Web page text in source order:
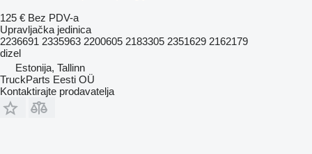
125 € Bez PDV-a
Upravljačka jedinica
2236691 2335963 2200605 2183305 2351629 2162179
dizel
Estonija, Tallinn
TruckParts Eesti OÜ
Kontaktirajte prodavatelja